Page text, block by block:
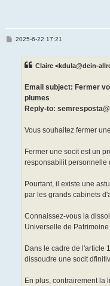
P2025-6-22 17:21
Claire <kdula@dein-
Email subject: Fermer
plumes
Reply-to:
Vous souhaitez fermer
Fermer une socit est un
responsabilit personnelle
Pourtant, il existe une
par les grands cabinets
Connaissez-vous la
Universelle de Patrimoine
Dans le cadre de l'article
dissoudre une socit
En plus, contrairement la